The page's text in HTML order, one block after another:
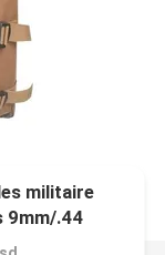
militaire
9mm/.44